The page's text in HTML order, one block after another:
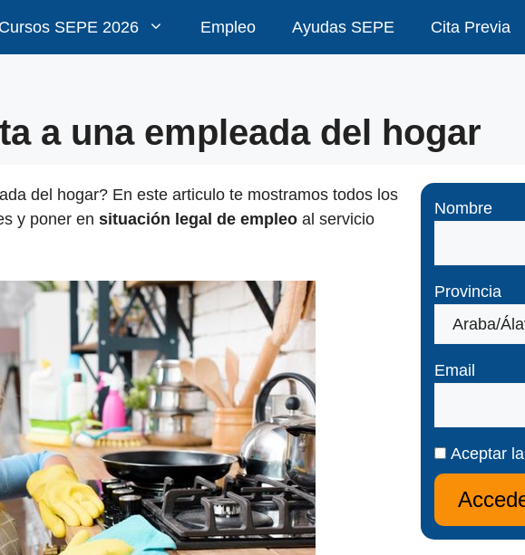
Cursos SEPE 2026 Empleo Ayudas SEPE Cita Previa
a una empleada del hogar
del hogar? En este articulo te mostramos todos los
y poner en situación legal de empleo al servicio
Nombre
Provincia
Email
Aceptar la